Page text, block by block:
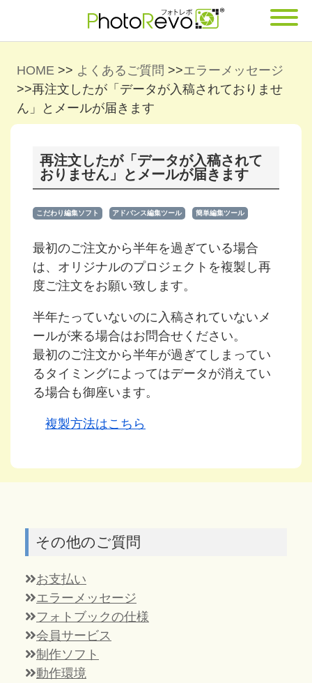
HOME >> よくあるご質問 >>エラーメッセージ
>>再注文したが「データが入稿されておりませ
ん」とメールが届きます
再注文したが「データが入稿されて
おりません」とメールが届きます
こだわり編集ソフト アドバンス編集ツール 簡単編集ツール
最初のご注文から半年を過ぎている場合
は、オリジナルのプロジェクトを複製し再
度ご注文をお願い致します。
半年たっていないのに入稿されていないメ
ールが来る場合はお問合せください。
最初のご注文から半年が過ぎてしまってい
るタイミングによってはデータが消えてい
る場合も御座います。
複製方法はこちら
その他のご質問
お支払い
エラーメッセージ
フォトブックの仕様
会員サービス
制作ソフト
動作環境